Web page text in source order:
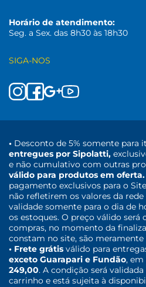
Horário de atendimento:
Seg. a Sex. das 8h30 às 18h30
SIGA-NOS
• Desconto de 5% somente para
entregues por Sipolatti,
e não cumulativo com outras
válido para produtos em oferta.
pagamento exclusivos para o
não refletirem os valores da
validade somente para o dia de
os estoques. O preço válido
compras, no momento da
constam no site, são
• Frete grátis válido para
exceto Guarapari e Fundão, em
249,00. A condição será
carrinho e está sujeita à